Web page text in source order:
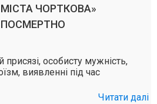
МІСТА ЧОРТКОВА»
ПОСМЕРТНО
присязі, особисту мужність,
виявленні під час
Читати далі